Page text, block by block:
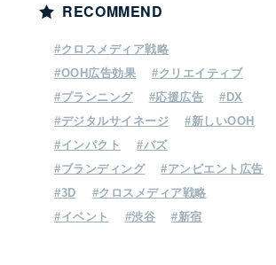
メディアの種類から探す
OOH・交通広告の相談をする
お問い合わせ
RECOMMEND
#クロスメディア戦略
#OOH広告効果
#クリエイティブ
#プランニング
#応援広告
#DX
#デジタルサイネージ
#新しいOOH
#インパクト
#バズ
#ブランディング
#アンビエント広告
#3D
#クロスメディア戦略
#イベント
#渋谷 #新宿